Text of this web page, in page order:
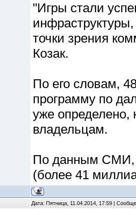
"Игры стали
точки зрения
Козак.
По его словам,
программу по
уже определено,
владельцам.
По данным СМИ,
(более 41
Дата: Пятница, 11.04.2014, 17:59 |